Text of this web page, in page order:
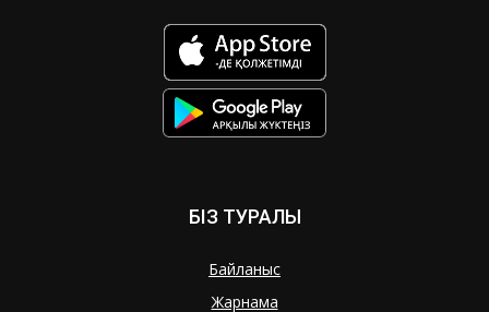
БІЗ ТУРАЛЫ
Байланыс
Жарнама